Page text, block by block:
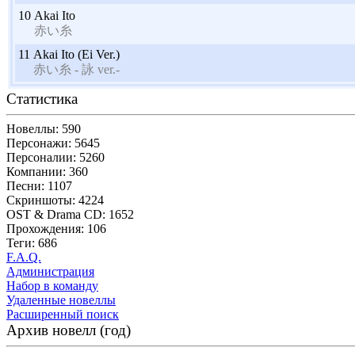
10 Akai Ito
赤い糸
11 Akai Ito (Ei Ver.)
赤い糸 - 詠 ver.-
Статистика
Новеллы: 590
Персонажи: 5645
Персоналии: 5260
Компании: 360
Песни: 1107
Скриншоты: 4224
OST & Drama CD: 1652
Прохождения: 106
Теги: 686
F.A.Q.
Администрация
Набор в команду
Удаленные новеллы
Расширенный поиск
Архив новелл (год)